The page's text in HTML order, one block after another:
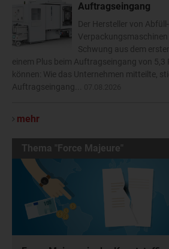
Auftragseingang
Der Hersteller von
Verpackungsmaschinen
Schwung aus dem
einem Plus beim Auftragseingang von 5,3
können: Wie das Unternehmen mitteilte,
Auftragseingang...
mehr
Thema "Force Majeure"